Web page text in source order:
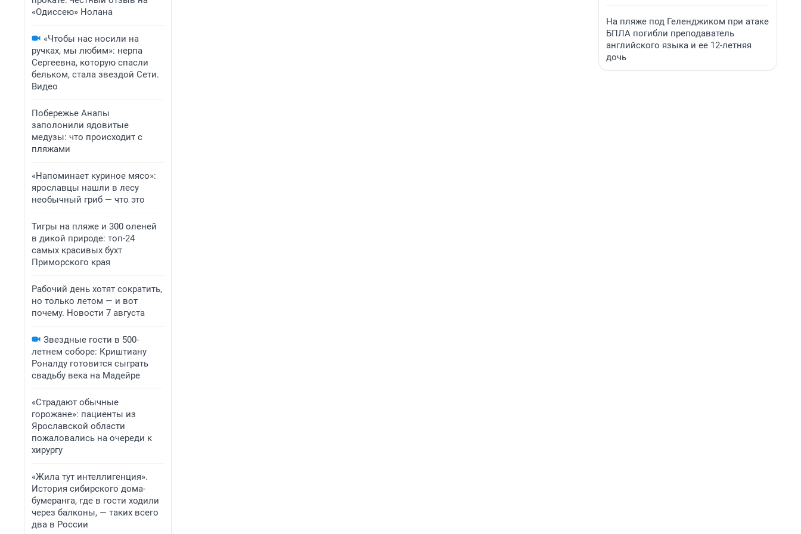
«Одиссею» Нолана
«Чтобы нас носили на
ручках, мы любим»: нерпа
Сергеевна, которую спасли
бельком, стала звездой Сети.
Видео
Побережье Анапы
заполонили ядовитые
медузы: что происходит с
пляжами
«Напоминает куриное мясо»:
ярославцы нашли в лесу
необычный гриб — что это
Тигры на пляже и 300 оленей
в дикой природе: топ-24
самых красивых бухт
Приморского края
Рабочий день хотят сократить,
но только летом — и вот
почему. Новости 7 августа
Звездные гости в 500-
летнем соборе: Криштиану
Роналду готовится сыграть
свадьбу века на Мадейре
«Страдают обычные
горожане»: пациенты из
Ярославской области
пожаловались на очереди к
хирургу
«Жила тут интеллигенция».
История сибирского дома-
бумеранга, где в гости ходили
через балконы, — таких всего
два в России
На пляже под Геленджиком при атаке
БПЛА погибли преподаватель
английского языка и ее 12-летняя
дочь